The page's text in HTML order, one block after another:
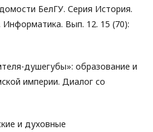
БелГУ. Серия История.
Вып. 12. 15 (70):
душегубы»: образование и
империи. Диалог со
и духовные